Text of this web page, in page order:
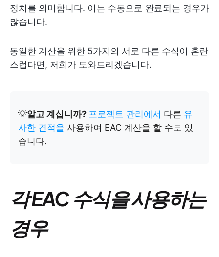
정치를 의미합니다. 이는 수동으로 완료되는 경우가
많습니다.
동일한 계산을 위한 5가지의 서로 다른 수식이 혼란
스럽다면, 저희가 도와드리겠습니다.
💡알고 계십니까? 프로젝트 관리에서 다른 유
사한 견적을 사용하여 EAC 계산을 할 수도 있
습니다.
각 EAC 수식을 사용하는
경우